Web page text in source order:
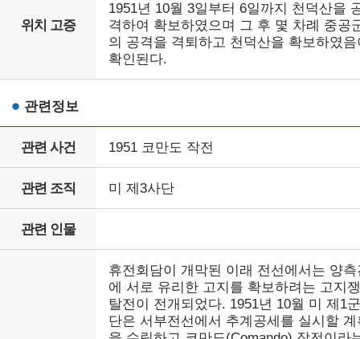
위치 고증
1951년 10월 3일부터 6일까지 천덕산을
격하여 확보하였으며 그 후 몇 차례 중공
의 공격을 격퇴하고 천덕산을 확보하였음
확인된다.
관련정보
관련 사건 1951 코만도 작전
관련 조직 미 제3사단
관련 인물
휴전회담이 개막된 이래 전선에서는 양측
에 서로 유리한 고지를 확보하려는 고지쟁
탈전이 전개되었다. 1951년 10월 미 제1군
단은 서부전선에서 추계공세를 실시할 계